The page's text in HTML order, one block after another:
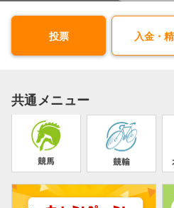
投票 入金・
共通メニュー